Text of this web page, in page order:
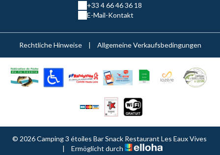
+33 4 66 46 36 18
E-Mail-Kontakt
Rechtliche Hinweise | Allgemeine Verkaufsbedingungen
© 2026 Camping 3 étoiles Bar Snack Restaurant Les Eaux Vives
|
Ermöglicht durch